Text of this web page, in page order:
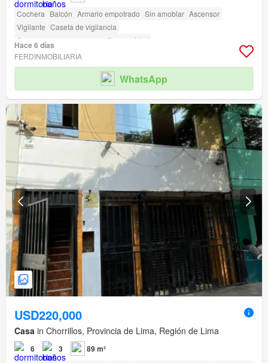
Cochera Balcón Armario empotrado Sin amoblar Ascensor
Vigilante Caseta de vigilancia
Acceso para personas con discapacidad
Hace 6 días
FERDINMOBILIARIA
WhatsApp
USD220,000
Casa in Chorrillos, Provincia de Lima, Región de Lima
6 3 89 m²